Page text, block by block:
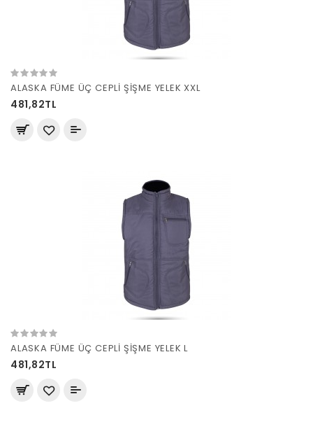
ALASKA FÜME ÜÇ CEPLİ ŞİŞME YELEK XXL
481,82TL
ALASKA FÜME ÜÇ CEPLİ ŞİŞME YELEK L
481,82TL